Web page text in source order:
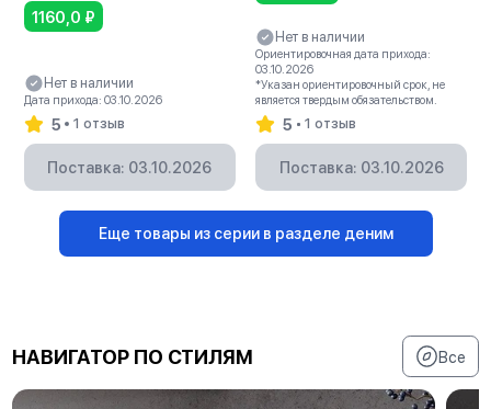
1160,0 ₽
Нет в наличии
Дата прихода: 03.10.2026
5 1 отзыв
Поставка: 03.10.2026
Нет в наличии
Ориентировочная дата прихода:
03.10.2026
*Указан ориентировочный срок, не
является твердым обязательством.
5 1 отзыв
Поставка: 03.10.2026
Еще товары из серии в разделе деним
НАВИГАТОР ПО СТИЛЯМ Все